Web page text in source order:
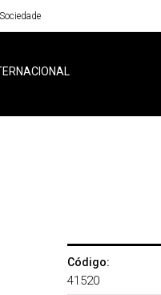
Sociedade
Código:
41520